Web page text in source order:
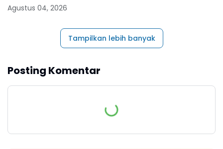
Agustus 04, 2026
Tampilkan lebih banyak
Posting Komentar